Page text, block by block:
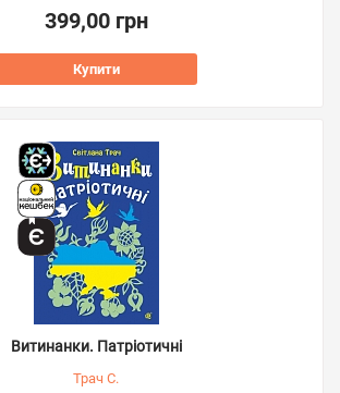
399,00 грн
Купити
Витинанки. Патріотичні
Трач С.